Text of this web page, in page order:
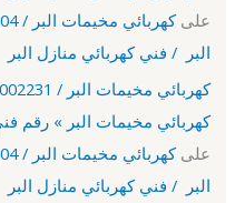
على
البر / فني كهربائي منازل البر
كهربائي مخيمات البر » رقم فني كهربائي /
على
البر / فني كهربائي منازل البر